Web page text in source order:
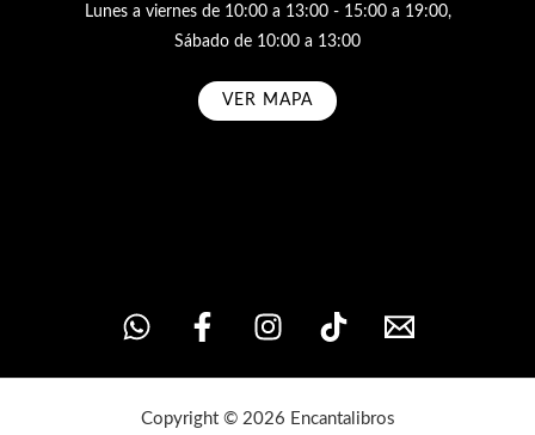
Lunes a viernes de 10:00 a 13:00 - 15:00 a 19:00,
Sábado de 10:00 a 13:00
VER MAPA
Copyright © 2026 Encantalibros